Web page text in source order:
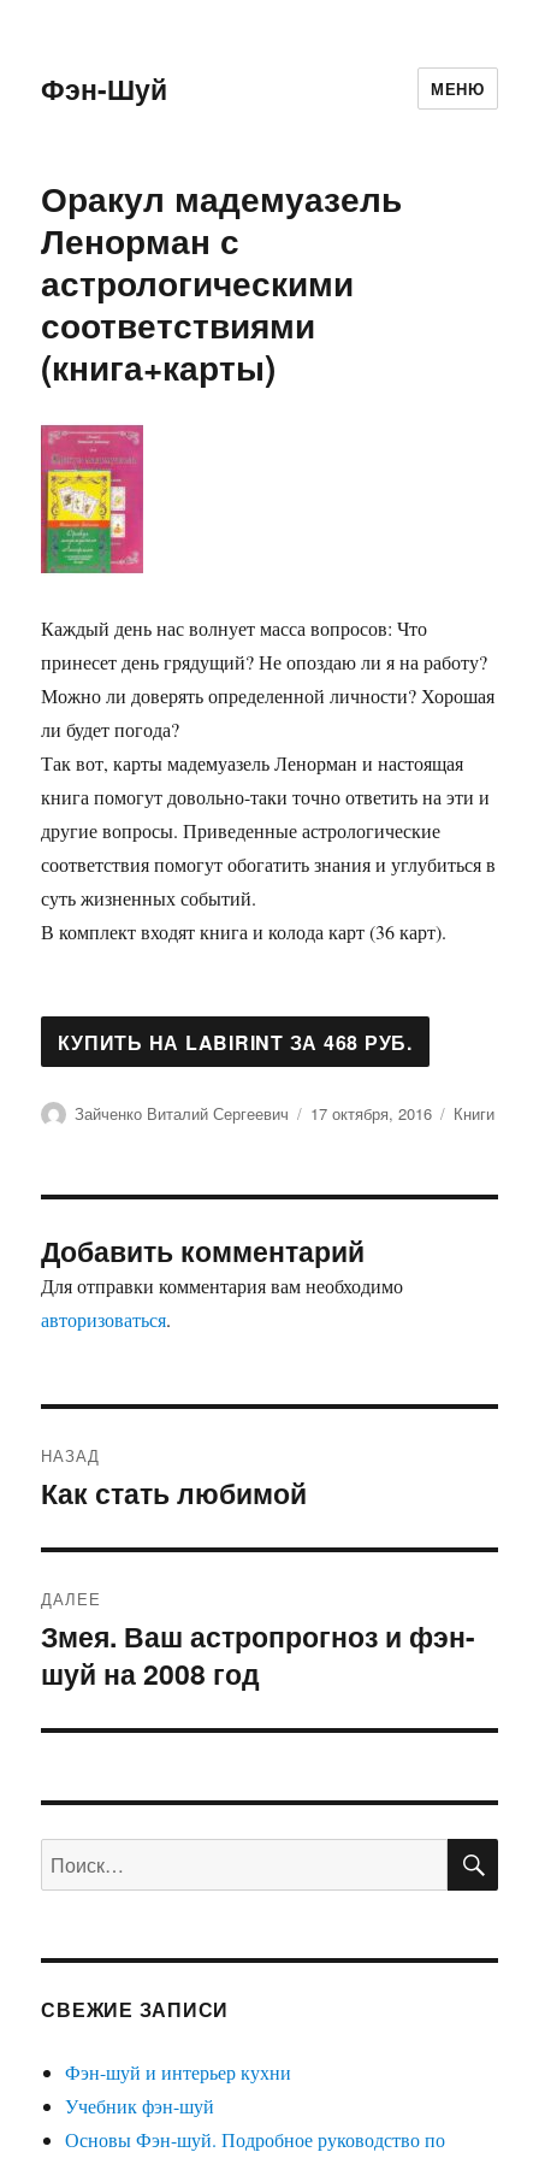
Фэн-Шуй МЕНЮ
Оракул мадемуазель
Ленорман с
астрологическими
соответствиями
(книга+карты)
Каждый день нас волнует масса вопросов: Что
принесет день грядущий? Не опоздаю ли я на работу?
Можно ли доверять определенной личности? Хорошая
ли будет погода?
Так вот, карты мадемуазель Ленорман и настоящая
книга помогут довольно-таки точно ответить на эти и
другие вопросы. Приведенные астрологические
соответствия помогут обогатить знания и углубиться в
суть жизненных событий.
В комплект входят книга и колода карт (36 карт).
Автор
Зайченко Виталий Сергеевич Опубликовано
17 октября, 2016 Рубрики
Книги
Добавить комментарий
Для отправки комментария вам необходимо
авторизоваться.
по
НАЗАД
Предыдущая
Как стать любимой
ДАЛЕЕ
Следующая
запись:
Змея. Ваш астропрогноз и фэн-
шуй на 2008 год
Искать:
СВЕЖИЕ ЗАПИСИ
Фэн-шуй и интерьер кухни
Учебник фэн-шуй
Основы Фэн-шуй. Подробное руководство по